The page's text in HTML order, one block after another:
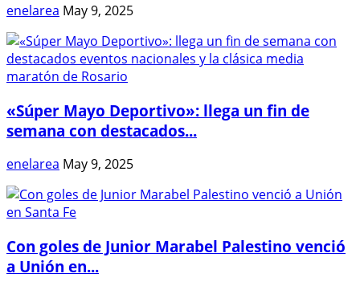
enelarea May 9, 2025
«Súper Mayo Deportivo»: llega un fin de
semana con destacados...
enelarea May 9, 2025
Con goles de Junior Marabel Palestino venció
a Unión en...